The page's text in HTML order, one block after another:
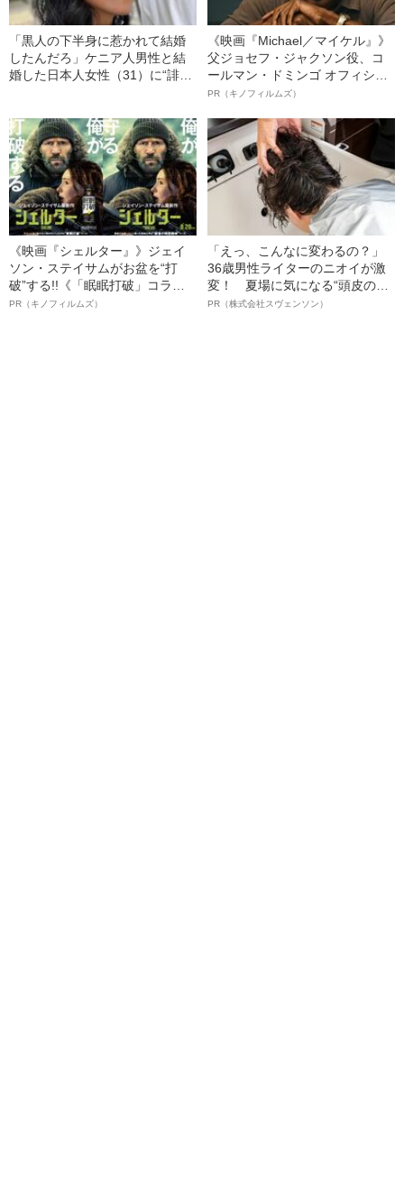
「黒人の下半身に惹かれて結婚
したんだろ」ケニア人男性と結
婚した日本人女性（31）に“誹謗
《映画『Michael／マイケル』》
父ジョセフ・ジャクソン役、コ
ールマン・ドミンゴ オフィシャ
ルインタビュー“観客を魅了した
語る”《日本興収70億円突破》
PR（キノフィルムズ）
《映画『シェルター』》ジェイ
ソン・ステイサムがお盆を“打
破”する!!《「眠眠打破」コラ
ボ》
PR（キノフィルムズ）
「えっ、こんなに変わるの？」
36歳男性ライターのニオイが激
変！ 夏場に気になる“頭皮のニ
オイ”や“ベタつき”を解消す
PR（株式会社スヴェンソン）